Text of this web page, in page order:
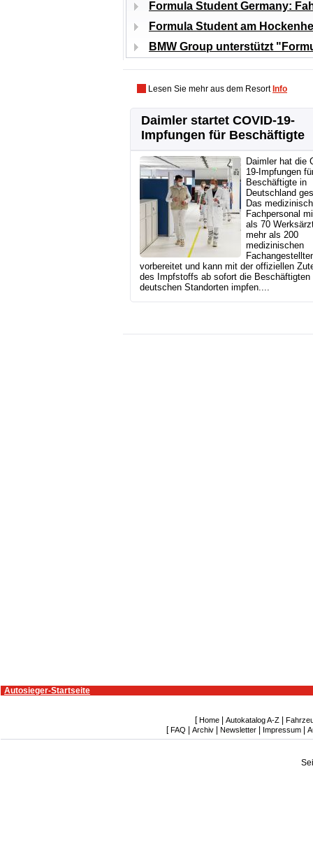
Formula Student Germany:
Formula Student am
BMW Group unterstützt
Lesen Sie mehr aus dem Resort Info
Daimler startet COVID-19-
Impfungen für Beschäftigte
Daimler hat die
19-Impfungen
Beschäftigte in
Deutschland
Das
Fachpersonal
als 70
mehr als 200
medizinischen
vorbereitet und kann mit der offiziellen
des Impfstoffs ab sofort die Beschäftigten
deutschen Standorten impfen....
Autosieger-Startseite
[ Home| Autokatalog A-Z|
[ FAQ Archiv Newsletter Impressum